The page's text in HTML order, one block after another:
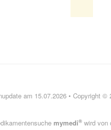
am 15.07.2026 • Copyright ©
mymedi® wird von